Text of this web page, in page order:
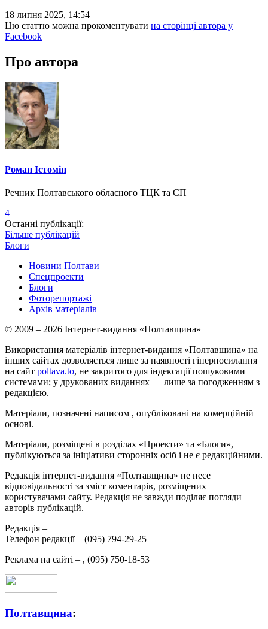
18 липня 2025, 14:54
Цю статтю можна прокоментувати на сторінці автора у
Facebook
Про автора
Роман Істомін
Речник Полтавського обласного ТЦК та СП
4
Останні публікації:
Більше публікацій
Блоги
Новини Полтави
Спецпроекти
Блоги
Фоторепортажі
Архів матеріалів
© 2009 – 2026 Інтернет-видання «Полтавщина»
Використання матеріалів інтернет-видання «Полтавщина» на
інших сайтах дозволяється лише за наявності гіперпосилання
на сайт poltava.to, не закритого для індексації пошуковими
системами; у друкованих виданнях — лише за погодженням з
редакцією.
Матеріали, позначені написом , опубліковані на комерційній
основі.
Матеріали, розміщені в розділах «Проекти» та «Блоги»,
публікуються за ініціативи сторонніх осіб і не є редакційними.
Редакція інтернет-видання «Полтавщина» не несе
відповідальності за зміст коментарів, розміщених
користувачами сайту. Редакція не завжди поділяє погляди
авторів публікацій.
Редакція –
Телефон редакції – (095) 794-29-25
Реклама на сайті – , (095) 750-18-53
Полтавщина: